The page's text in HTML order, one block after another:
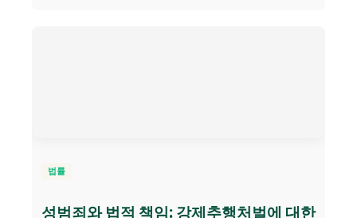
법률
성범죄와 법적 책임: 강제추행처벌에 대한